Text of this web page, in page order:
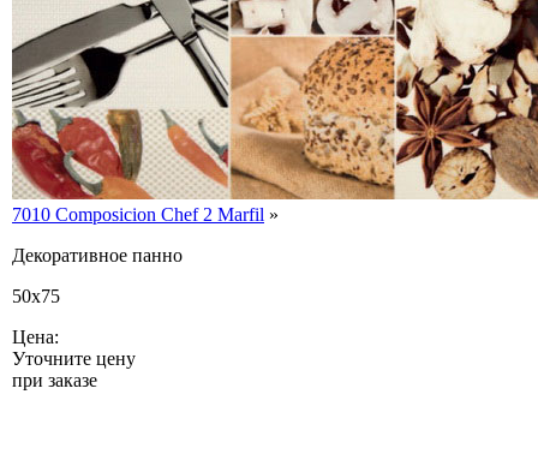
7010 Composicion Chef 2 Marfil »
Декоративное панно
50x75
Цена:
Уточните цену
при заказе